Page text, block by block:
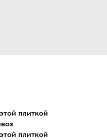
плиткой
плиткой